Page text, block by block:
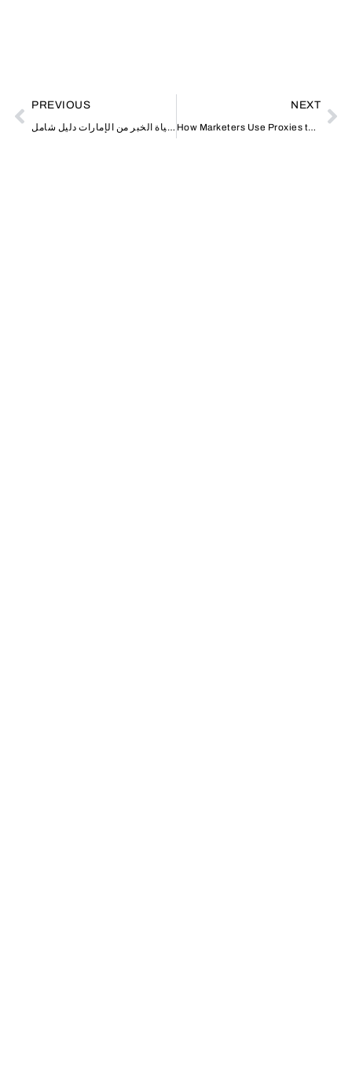
PREVIOUS
كيف تحجز بسهولة في فندق جراند حياة الخبر من الإمارات دليل شامل
NEXT
How Marketers Use Proxies to Improve Ad Verification and Competitor Monitoring